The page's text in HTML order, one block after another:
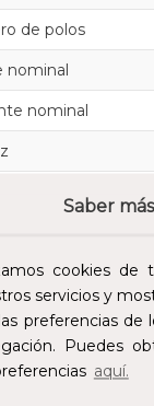
Saber
cookies de
servicios y
preferencias de
Puedes
aquí.
de polos
nominal
nominal
de supervisión
de conexión
de montaje